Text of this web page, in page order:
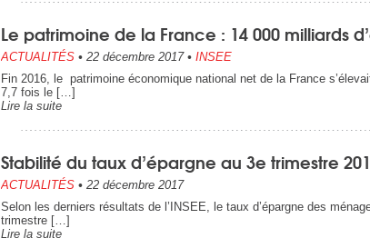
Le patrimoine de la France : 14 000 milliards
ACTUALITÉS • 22 décembre 2017 • INSEE
Fin 2016, le patrimoine économique national net de la France
7,7 fois le […]
Lire la suite
Stabilité du taux d’épargne au 3e trimestre
ACTUALITÉS • 22 décembre 2017
Selon les derniers résultats de l’INSEE, le taux d’épargne des
trimestre […]
Lire la suite